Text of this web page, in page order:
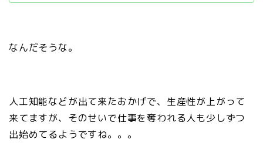
なんだそうな。
人工知能などが出て来たおかげで、生産性が上がって
来てますが、そのせいで仕事を奪われる人も少しずつ
出始めてるようですね。。。